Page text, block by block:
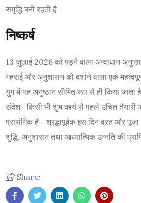
समृद्धि बनी रहती है।
निष्कर्ष
13 जुलाई 2026 को पड़ने वाला अन्वाधान
गहराई और अनुशासन को दर्शाने वाला एक
युग में यह अनुष्ठान सीमित रूप से ही किया जाता
संदेश—किसी भी शुभ कार्य से पहले उचित तैयारी
प्रासंगिक है। श्रद्धापूर्वक इस दिन व्रत और
शुद्धि, अनुशासन तथा आध्यात्मिक उन्नति की
Share: